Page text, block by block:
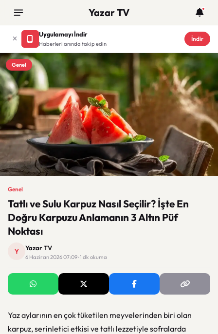
Yazar TV
Uygulamayı İndir
Haberleri anında takip edin
İndir
Genel
Genel
Tatlı ve Sulu Karpuz Nasıl Seçilir? İşte En
Doğru Karpuzu Anlamanın 3 Altın Püf
Noktası
Y Yazar TV
6 Haziran 2026 07:09 · 1 dk okuma
Yaz aylarının en çok tüketilen meyvelerinden biri olan
karpuz, serinletici etkisi ve tatlı lezzetiyle sofralarda